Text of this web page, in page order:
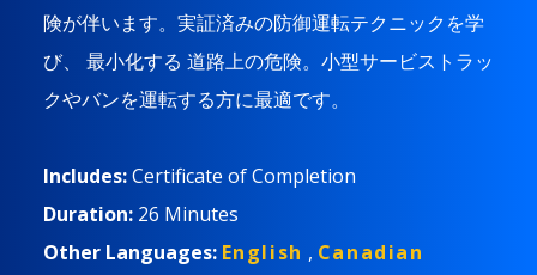
険が伴います。実証済みの防御運転テクニックを学
び、 最小化する 道路上の危険。小型サービストラッ
クやバンを運転する方に最適です。
Includes:Certificate of Completion
Duration: 26 Minutes
Other Languages: English , Canadian